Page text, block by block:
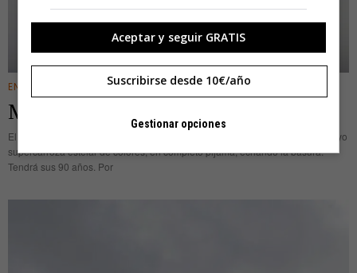
ENTRETENIMIENTO
Mi amor por Hipólito
El otro día me enamoré. Justo iba a entrar a casa cuando vi a Hipólito, un yayo
supercarroza estelar de colores, en completo pijama, echando la basura.
Tendrá sus 90 años. Por
Aceptar y seguir GRATIS
Suscribirse desde 10€/año
Gestionar opciones